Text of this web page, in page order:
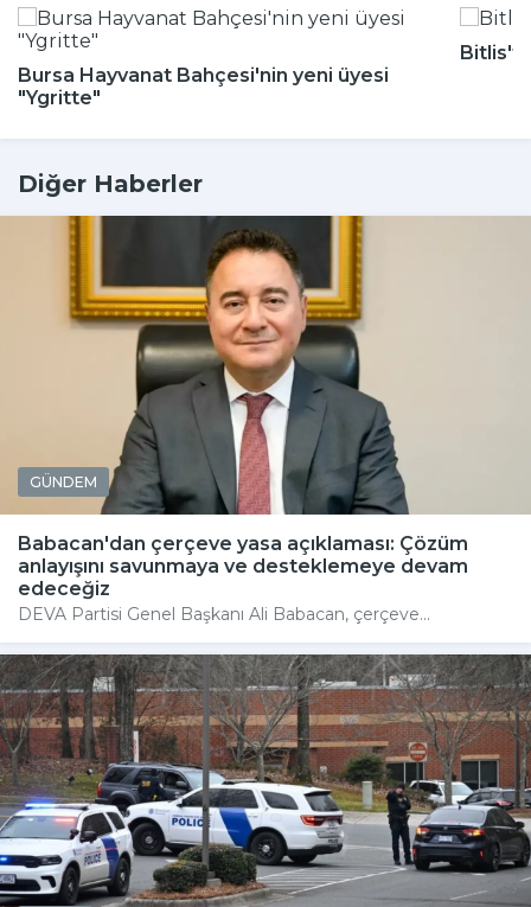
Bursa Hayvanat Bahçesi'nin yeni üyesi
"Ygritte"
Diğer Haberler
GÜNDEM
Babacan'dan çerçeve yasa açıklaması: Çözüm
anlayışını savunmaya ve desteklemeye devam
edeceğiz
DEVA Partisi Genel Başkanı Ali Babacan, çerçeve...